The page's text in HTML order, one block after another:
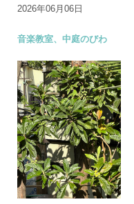
2026年06月06日
音楽教室、中庭のびわ